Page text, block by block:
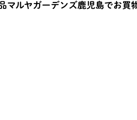
マルヤガーデンズ鹿児島でお買